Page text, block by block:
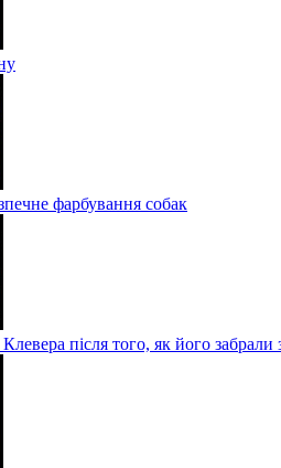
фарбування собак
після того, як його забрали